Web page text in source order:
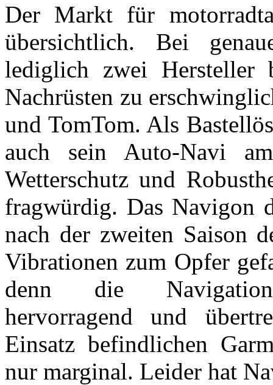
Der Markt für
übersichtlich. Bei
lediglich zwei Hersteller
Nachrüsten zu
und TomTom. Als
auch sein Auto-Navi
Wetterschutz und
fragwürdig. Das Navigon
nach der zweiten Saison
Vibrationen zum Opfer
denn die
hervorragend und
Einsatz befindlichen
nur marginal. Leider hat